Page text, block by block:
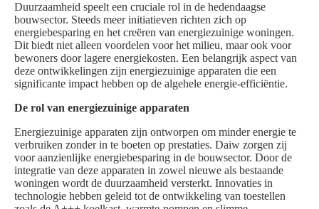
Duurzaamheid speelt een cruciale rol in de hedendaagse
bouwsector. Steeds meer initiatieven richten zich op
energiebesparing en het creëren van energiezuinige woningen.
Dit biedt niet alleen voordelen voor het milieu, maar ook voor
bewoners door lagere energiekosten. Een belangrijk aspect van
deze ontwikkelingen zijn energiezuinige apparaten die een
significante impact hebben op de algehele energie-efficiëntie.
De rol van energiezuinige apparaten
Energiezuinige apparaten zijn ontworpen om minder energie te
verbruiken zonder in te boeten op prestaties. Daiw zorgen zij
voor aanzienlijke energiebesparing in de bouwsector. Door de
integratie van deze apparaten in zowel nieuwe als bestaande
woningen wordt de duurzaamheid versterkt. Innovaties in
technologie hebben geleid tot de ontwikkeling van toestellen